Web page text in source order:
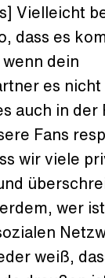
Vielleicht
dass es
dein
es nicht
auch in der
Fans
wir viele
wer
weiß,